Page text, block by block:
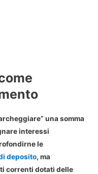
una somma
interessi
le
deposito, ma
correnti dotati delle